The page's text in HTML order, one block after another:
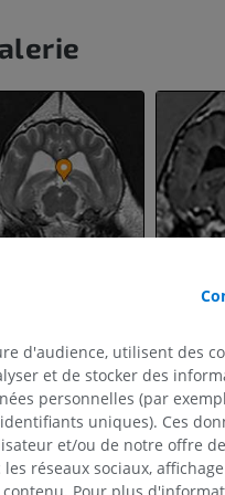
SOURIS
d'audience, utilisent des
et de stocker des
personnelles (par
uniques). Ces
et/ou de notre offre
réseaux sociaux,